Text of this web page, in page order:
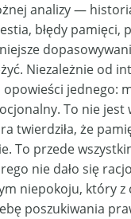
analizy —
błędy pamięci,
Niezależnie od
jednego:
To nie jest
twierdziła, że
To przede
nie dało się
niepokoju, który z
poszukiwania